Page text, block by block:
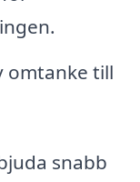
omtanke till
snabb